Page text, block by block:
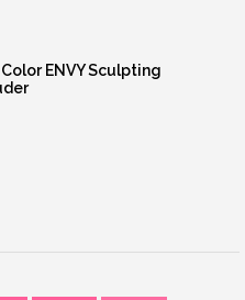
ENVY Sculpting